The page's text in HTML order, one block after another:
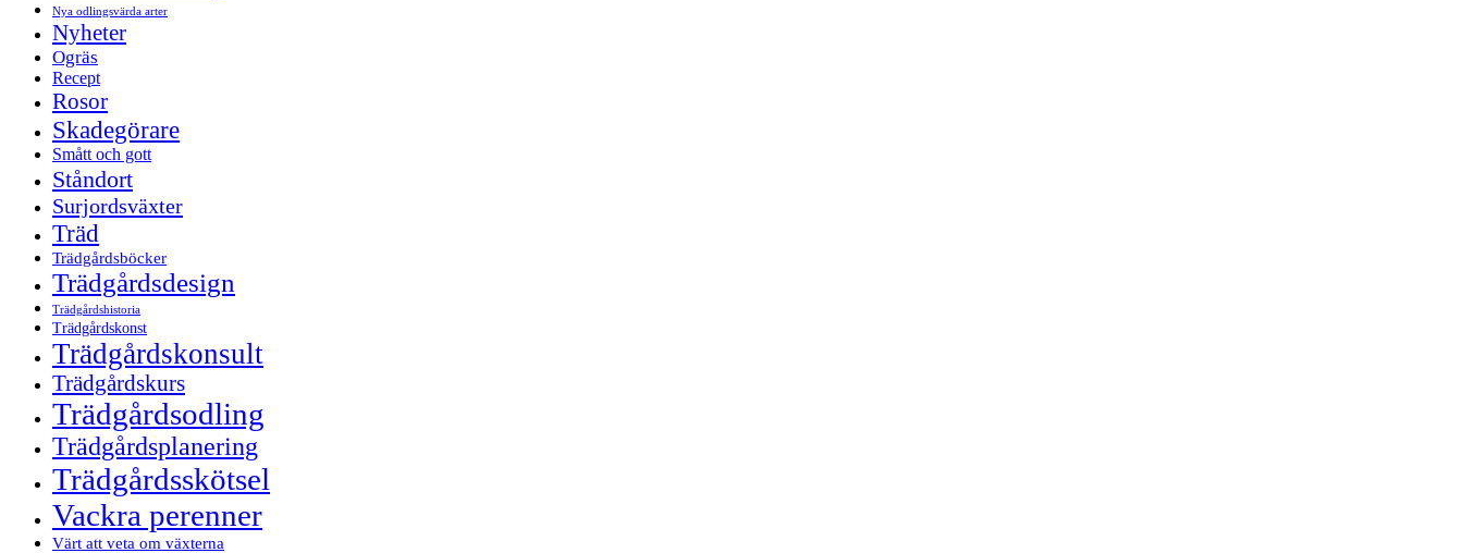
Nya odlingsvärda arter
Nyheter
Ogräs
Recept
Rosor
Skadegörare
Smått och gott
Ståndort
Surjordsväxter
Träd
Trädgårdsböcker
Trädgårdsdesign
Trädgårdshistoria
Trädgårdskonst
Trädgårdskonsult
Trädgårdskurs
Trädgårdsodling
Trädgårdsplanering
Trädgårdsskötsel
Vackra perenner
Värt att veta om växterna